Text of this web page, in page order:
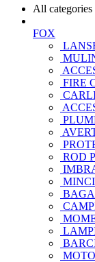
All categories
FOX
FIRE
ROD